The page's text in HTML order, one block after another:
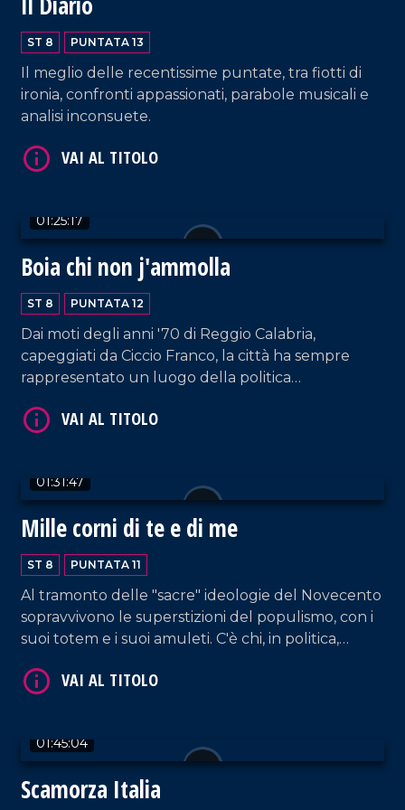
ST 8 PUNTATA 13
Il meglio delle recentissime puntate, tra fiotti di
ironia, confronti appassionati, parabole musicali e
analisi inconsuete.
01:25:17
Boia chi non j'ammolla
ST 8 PUNTATA 12
Dai moti degli anni '70 di Reggio Calabria,
capeggiati da Ciccio Franco, la città ha sempre
rappresentato un luogo della politica
stesso. Alla vigilia della consultazione elettorale
complessa. Intanto, le piazze di Milano ardono di
opposte passioni.
01:31:47
Mille corni di te e di me
ST 8 PUNTATA 11
Al tramonto delle "sacre" ideologie del Novecento
sopravvivono le superstizioni del populismo, con i
suoi totem e i suoi amuleti. C'è chi, in politica,
compiacendo le pulsioni popolari. Tutto ciò senza
scongiuri, dentro un'ininterrotta campagna
elettorale. Fighi o sfigati?
VAI AL TITOLO
01:45:04
Scamorza Italia
VAI AL TITOLO